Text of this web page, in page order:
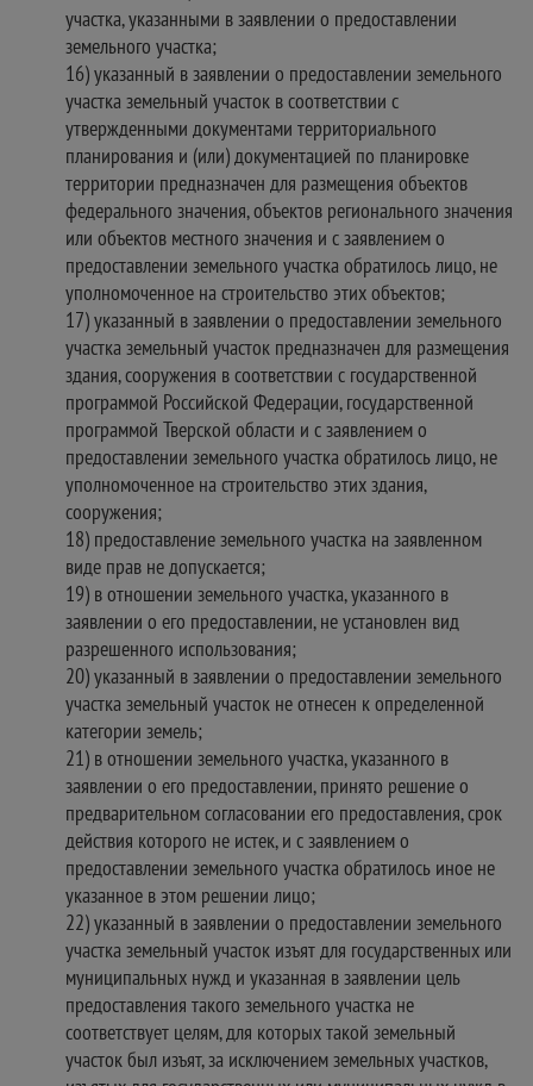
участка, указанными в заявлении о предоставлении
земельного участка;
16) указанный в заявлении о предоставлении земельного
участка земельный участок в соответствии с
утвержденными документами территориального
планирования и (или) документацией по планировке
территории предназначен для размещения объектов
федерального значения, объектов регионального значения
или объектов местного значения и с заявлением о
предоставлении земельного участка обратилось лицо, не
уполномоченное на строительство этих объектов;
17) указанный в заявлении о предоставлении земельного
участка земельный участок предназначен для размещения
здания, сооружения в соответствии с государственной
программой Российской Федерации, государственной
программой Тверской области и с заявлением о
предоставлении земельного участка обратилось лицо, не
уполномоченное на строительство этих здания,
сооружения;
18) предоставление земельного участка на заявленном
виде прав не допускается;
19) в отношении земельного участка, указанного в
заявлении о его предоставлении, не установлен вид
разрешенного использования;
20) указанный в заявлении о предоставлении земельного
участка земельный участок не отнесен к определенной
категории земель;
21) в отношении земельного участка, указанного в
заявлении о его предоставлении, принято решение о
предварительном согласовании его предоставления, срок
действия которого не истек, и с заявлением о
предоставлении земельного участка обратилось иное не
указанное в этом решении лицо;
22) указанный в заявлении о предоставлении земельного
участка земельный участок изъят для государственных или
муниципальных нужд и указанная в заявлении цель
предоставления такого земельного участка не
соответствует целям, для которых такой земельный
участок был изъят, за исключением земельных участков,